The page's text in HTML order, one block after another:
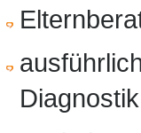
Diagnostik